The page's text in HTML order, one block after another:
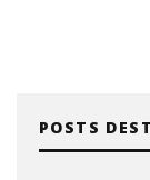
POSTS